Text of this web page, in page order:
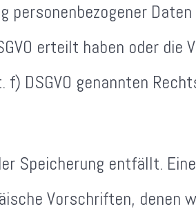
personenbezogener
erteilt haben oder die
DSGVO genannten
Speicherung entfällt. Eine
Vorschriften, denen